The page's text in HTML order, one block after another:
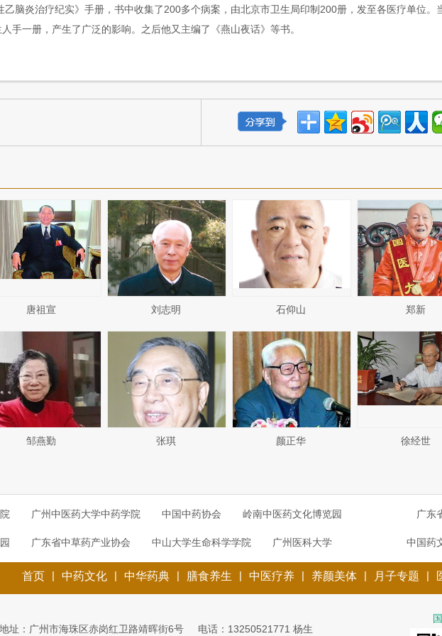
乙脑炎治疗纪实》手册，书中收集了200多个病案，由北京市卫生局印制200册，发至各医疗单位。
手一册，产生了广泛的影响。之后他又主编了《燕山夜话》等书。
唐祖宣 刘志明 石仰山 郑新
邹燕勤 张琪 颜正华 徐经世
广州中医药大学中药学院 中国中药协会 岭南中医药文化博览园 广东
广东省中草药产业协会 中山大学生命科学学院 广州医科大学 中国药
首页 | 中药文化 | 中华药典 | 膳食养生 | 中医疗养 | 养颜美体 | 月子专题 |
地址：广州市海珠区赤岗红卫路靖晖街6号 电话：13250521771 杨生